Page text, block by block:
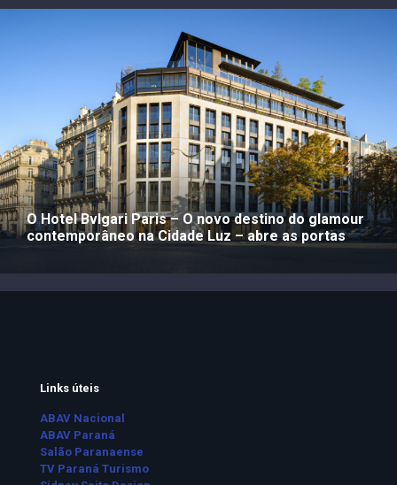
O Hotel Bvlgari Paris – O novo destino do glamour
contemporâneo na Cidade Luz – abre as portas
Links úteis
ABAV Nacional
ABAV Paraná
Salão Paranaense
TV Paraná Turismo